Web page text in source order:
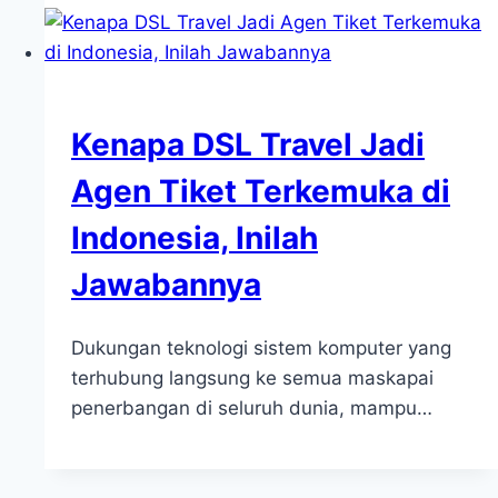
Kenapa DSL Travel Jadi
Agen Tiket Terkemuka di
Indonesia, Inilah
Jawabannya
Dukungan teknologi sistem komputer yang
terhubung langsung ke semua maskapai
penerbangan di seluruh dunia, mampu…